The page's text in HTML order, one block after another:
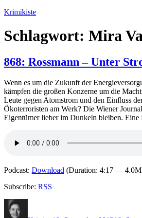
Zum
springen
Krimikiste
Schlagwort: Mira
868: Rossmann – Unter
Wenn es um die Zukunft der
kämpfen die großen Konzerne um die
Leute gegen Atomstrom und den Einfluss
Ökoterroristen am Werk? Die Wiener
Eigentümer lieber im Dunkeln bleiben.
Podcast: Download (Duration: 4:17 —
Subscribe: RSS